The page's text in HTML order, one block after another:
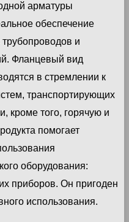
арматуры
обеспечение
и
Фланцевый вид
в стремлении к
транспортирующих
кроме того, горячую и
помогает
оборудования:
приборов. Он пригоден
использования.